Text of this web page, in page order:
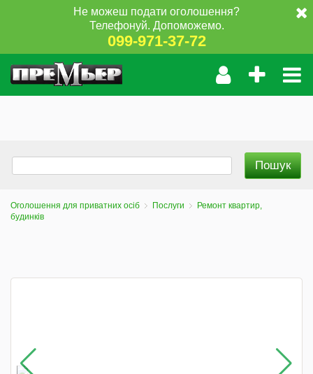
Не можеш подати оголошення?
Телефонуй. Допоможемо.
099-971-37-72
Оголошення для приватних осіб Послуги
Ремонт квартир,
будинків